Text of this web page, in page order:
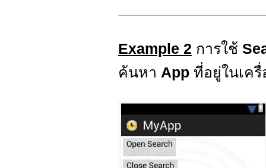
Example 2 การใช้
ค้นหา App ที่อยู่ในเครื่